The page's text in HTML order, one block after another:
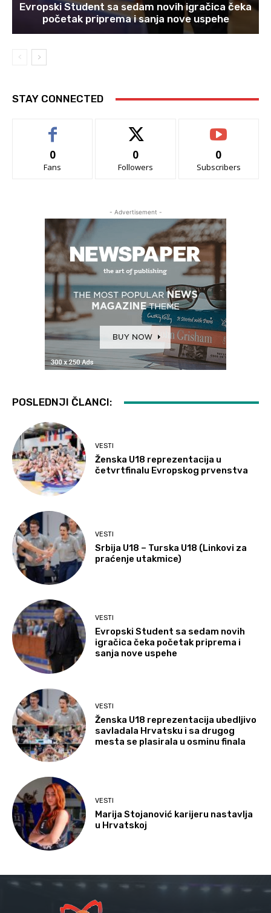
Evropski Student sa sedam novih igračica čeka
početak priprema i sanja nove uspehe
STAY CONNECTED
0
Fans
0
Followers
0
Subscribers
- Advertisement -
POSLEDNJI ČLANCI:
VESTI
Ženska U18 reprezentacija u
četvrtfinalu Evropskog prvenstva
VESTI
Srbija U18 – Turska U18 (Linkovi za
praćenje utakmice)
VESTI
Evropski Student sa sedam novih
igračica čeka početak priprema i
sanja nove uspehe
VESTI
Ženska U18 reprezentacija ubedljivo
savladala Hrvatsku i sa drugog
mesta se plasirala u osminu finala
VESTI
Marija Stojanović karijeru nastavlja
u Hrvatskoj